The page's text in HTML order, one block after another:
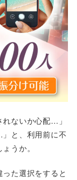
れないか心配…」
と、利用前に不
うか。
た選択をすると